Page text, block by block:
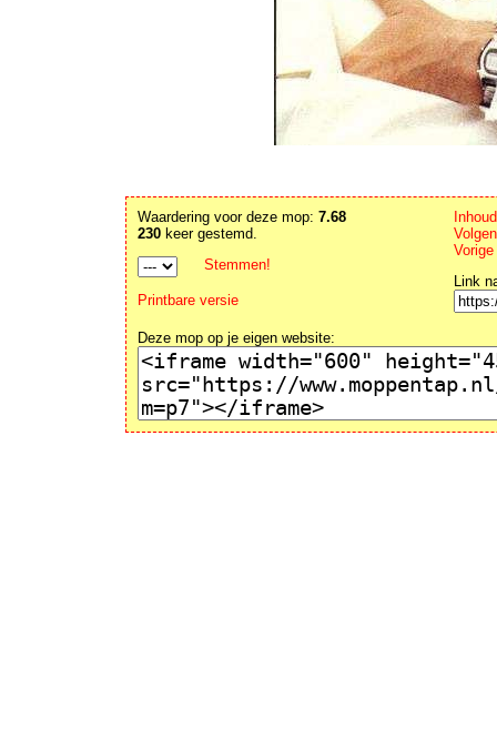
Waardering voor deze mop: 7.68
230 keer gestemd.
Stemmen!
Printbare versie
Link
Deze mop op je eigen website: